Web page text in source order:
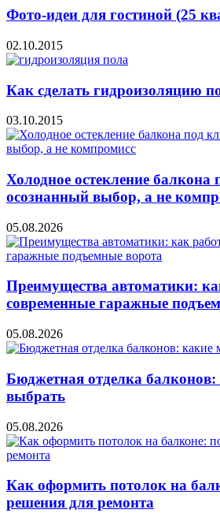
Фото-идеи для гостиной (25
02.10.2015
Как сделать гидроизоляцию
03.10.2015
Холодное остекление
осознанный выбор, а не
05.08.2026
Преимущества автоматики:
современные гаражные
05.08.2026
Бюджетная отделка
выбрать
05.08.2026
Как оформить потолок на
решения для ремонта